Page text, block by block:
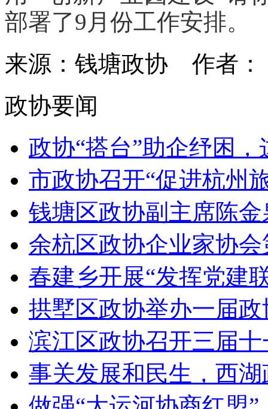
部署了9月份工作安排。
来源：钱塘政协 作者
政协要闻
政协“搭台”助企纾困
市政协召开“促进杭州
钱塘区政协副主席陈
余杭区政协企业家协
春建乡开展“发挥党建
拱墅区政协举办一届
滨江区政协召开三届
事关发展和民生，西